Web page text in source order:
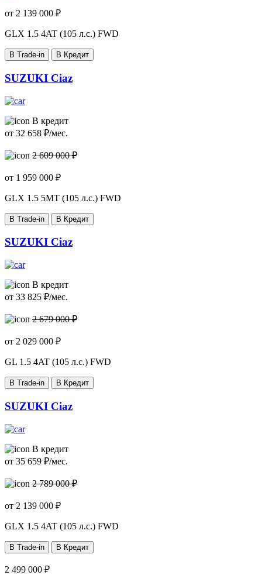
от 2 139 000 ₽
GLX 1.5 4AT (105 л.с.) FWD
В Trade-in В Кредит
SUZUKI Ciaz
В кредит
от 32 658 ₽/мес.
2 609 000 ₽
от 1 959 000 ₽
GLX 1.5 5MT (105 л.с.) FWD
В Trade-in В Кредит
SUZUKI Ciaz
В кредит
от 33 825 ₽/мес.
2 679 000 ₽
от 2 029 000 ₽
GL 1.5 4AT (105 л.с.) FWD
В Trade-in В Кредит
SUZUKI Ciaz
В кредит
от 35 659 ₽/мес.
2 789 000 ₽
от 2 139 000 ₽
GLX 1.5 4AT (105 л.с.) FWD
В Trade-in В Кредит
2 499 000 ₽